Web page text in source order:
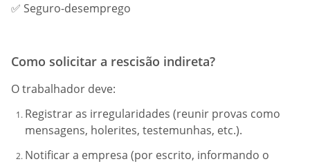
✅ Seguro-desemprego
Como solicitar a rescisão indireta?
O trabalhador deve:
Registrar as irregularidades (reunir provas como
mensagens, holerites, testemunhas, etc.).
Notificar a empresa (por escrito, informando o